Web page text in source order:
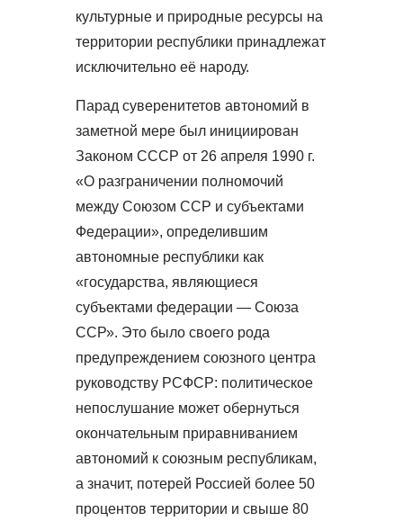
культурные и природные ресурсы на
территории республики принадлежат
исключительно её народу.
Парад суверенитетов автономий в
заметной мере был инициирован
Законом СССР от 26 апреля 1990 г.
«О разграничении полномочий
между Союзом ССР и субъектами
Федерации», определившим
автономные республики как
«государства, являющиеся
субъектами федерации — Союза
ССР». Это было своего рода
предупреждением союзного центра
руководству РСФСР: политическое
непослушание может обернуться
окончательным приравниванием
автономий к союзным республикам,
а значит, потерей Россией более 50
процентов территории и свыше 80